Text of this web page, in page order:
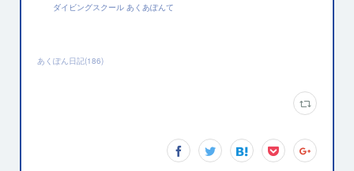
ダイビングスクール あくあぽんて
あくぽん日記(186)